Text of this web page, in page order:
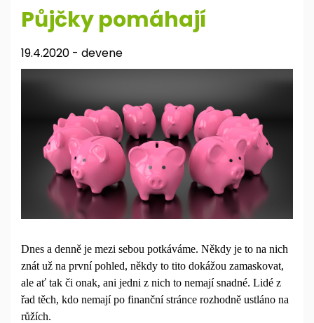
Půjčky pomáhají
19.4.2020 - devene
Dnes a denně je mezi sebou potkáváme. Někdy je to na nich
znát už na první pohled, někdy to tito dokážou zamaskovat,
ale ať tak či onak, ani jedni z nich to nemají snadné. Lidé z
řad těch, kdo nemají po finanční stránce rozhodně ustláno na
růžích.